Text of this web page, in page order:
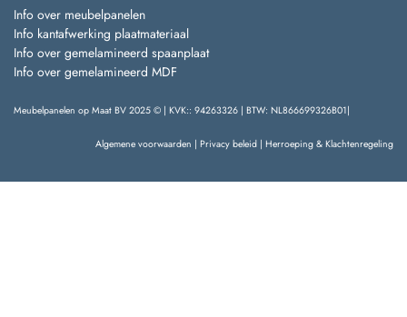
Info over meubelpanelen
Info kantafwerking plaatmateriaal
Info over gemelamineerd spaanplaat
Info over gemelamineerd MDF
Meubelpanelen op Maat BV 2025 © | KVK:: 94263326 | BTW: NL866699326B01|
Algemene voorwaarden | Privacy beleid | Herroeping & Klachtenregeling